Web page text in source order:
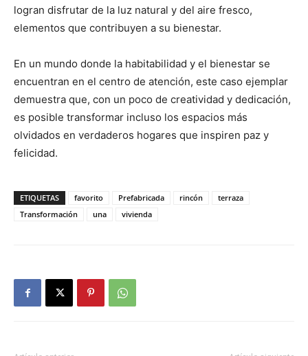
logran disfrutar de la luz natural y del aire fresco,
elementos que contribuyen a su bienestar.
En un mundo donde la habitabilidad y el bienestar se
encuentran en el centro de atención, este caso ejemplar
demuestra que, con un poco de creatividad y dedicación,
es posible transformar incluso los espacios más
olvidados en verdaderos hogares que inspiren paz y
felicidad.
ETIQUETAS favorito Prefabricada rincón
terraza
Transformación
una vivienda